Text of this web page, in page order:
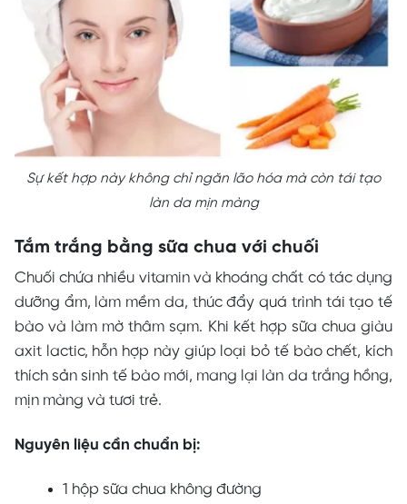
Sự kết hợp này không chỉ ngăn lão hóa mà còn tái tạo
làn da mịn màng
Tắm trắng bằng sữa chua với chuối
Chuối chứa nhiều vitamin và khoáng chất có tác dụng
dưỡng ẩm, làm mềm da, thúc đẩy quá trình tái tạo tế
bào và làm mờ thâm sạm. Khi kết hợp sữa chua giàu
axit lactic, hỗn hợp này giúp loại bỏ tế bào chết, kích
thích sản sinh tế bào mới, mang lại làn da trắng hồng,
mịn màng và tươi trẻ.
Nguyên liệu cần chuẩn bị:
1 hộp sữa chua không đường